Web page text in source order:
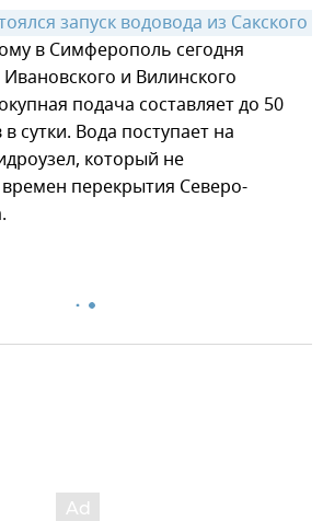
запуск водовода из Сакского
в Симферополь сегодня
и Вилинского
подача составляет до 50
сутки. Вода поступает на
который не
перекрытия Северо-